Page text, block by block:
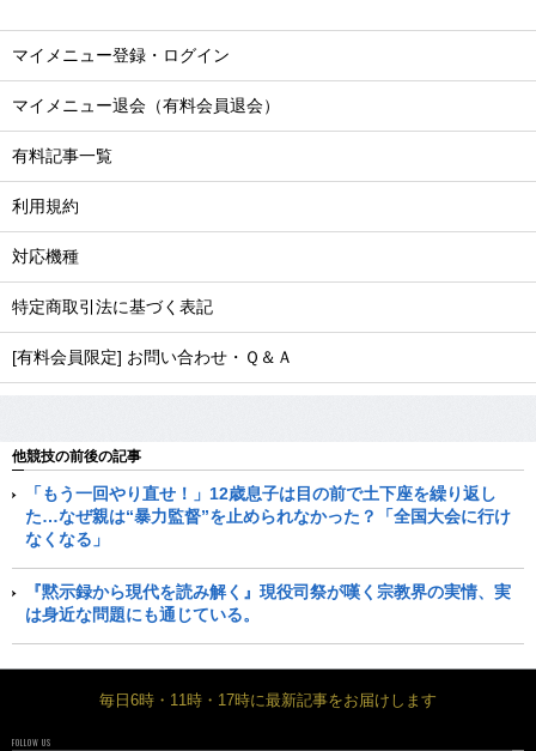
マイメニュー登録・ログイン
マイメニュー退会（有料会員退会）
有料記事一覧
利用規約
対応機種
特定商取引法に基づく表記
[有料会員限定] お問い合わせ・Ｑ＆Ａ
他競技の前後の記事
「もう一回やり直せ！」12歳息子は目の前で土下座を繰り返し
た…なぜ親は“暴力監督”を止められなかった？「全国大会に行け
なくなる」
『黙示録から現代を読み解く』現役司祭が嘆く宗教界の実情、実
は身近な問題にも通じている。
毎日6時・11時・17時に最新記事をお届けします
FOLLOW US